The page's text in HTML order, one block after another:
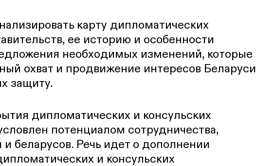
карту дипломатических
ее историю и особенности
необходимых изменений, которые
охват и продвижение интересов Беларуси
защиту.
дипломатических и консульских
потенциалом сотрудничества,
беларусов. Речь идет о дополнении
и консульских